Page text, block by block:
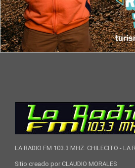
LA RADIO FM 103.3 MHZ. CHILECITO - LA
Sitio creado por CLAUDIO MORALES